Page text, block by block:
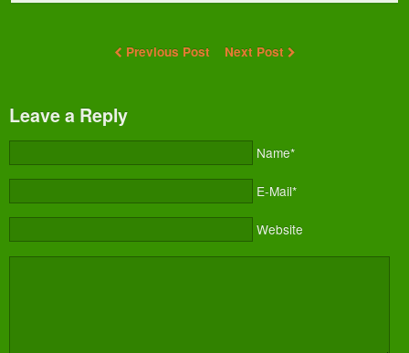
Previous Post Next Post
Leave a Reply
Name*
E-Mail*
Website